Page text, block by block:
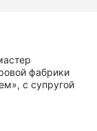
фабрики
с супругой